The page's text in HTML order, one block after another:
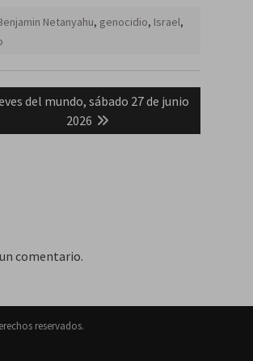
Netanyahu, genocidio, Israel,
del mundo, sábado 27 de junio
2026
comentario.
reservados.